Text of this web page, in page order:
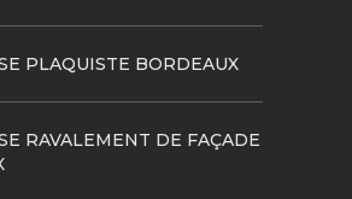
PLAQUISTE BORDEAUX
RAVALEMENT DE FAÇADE